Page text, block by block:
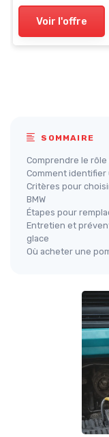
Voir l'offre
SOMMAIRE
Comprendre le rôle
Comment identifier
Critères pour
BMW
Étapes pour
Entretien et
glace
Où acheter une